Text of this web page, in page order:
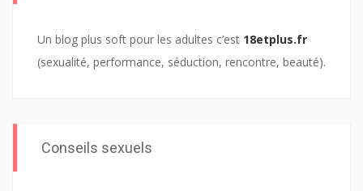
Un blog plus soft pour les adultes c’est 18etplus.fr
(sexualité, performance, séduction, rencontre, beauté).
Conseils sexuels